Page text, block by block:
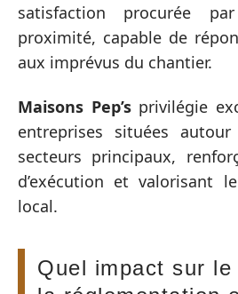
satisfaction procurée
proximité, capable de
aux imprévus du chantier.
Maisons Pep’sprivilégie
entreprises situées
secteurs principaux,
d’exécution et valorisant
local.
Quel impact sur